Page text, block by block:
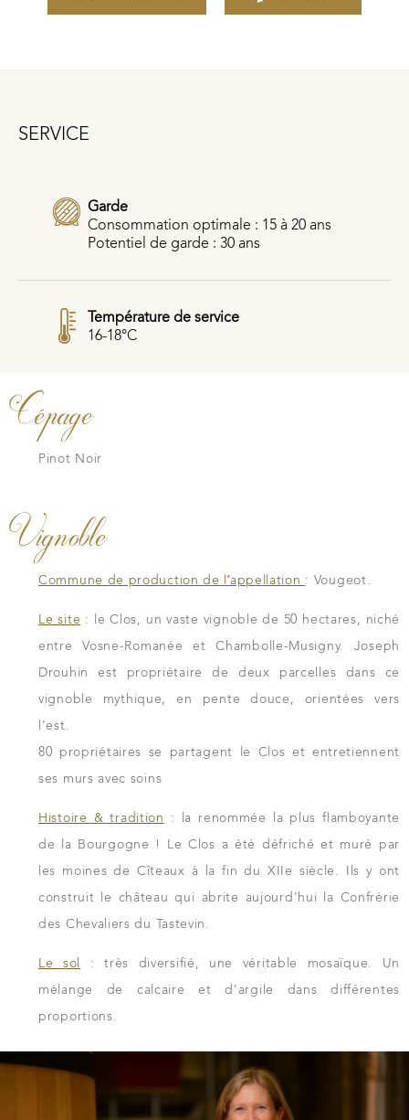
SERVICE
Garde
Consommation optimale : 15 à 20 ans
Potentiel de garde : 30 ans
Température de service
16-18°C
Cépage
Pinot Noir
Vignoble
Commune de production de l’appellation : Vougeot.
Le site : le Clos, un vaste vignoble de 50 hectares, niché
entre Vosne-Romanée et Chambolle-Musigny. Joseph
Drouhin est propriétaire de deux parcelles dans ce
vignoble mythique, en pente douce, orientées vers
l'est.
80 propriétaires se partagent le Clos et entretiennent
ses murs avec soins
Histoire & tradition : la renommée la plus flamboyante
de la Bourgogne ! Le Clos a été défriché et muré par
les moines de Cîteaux à la fin du XIIe siècle. Ils y ont
construit le château qui abrite aujourd'hui la Confrérie
des Chevaliers du Tastevin.
Le sol
: très diversifié, une véritable mosaïque. Un
mélange de calcaire et d'argile dans différentes
proportions.
TÉLÉCHARGER LA FICHE